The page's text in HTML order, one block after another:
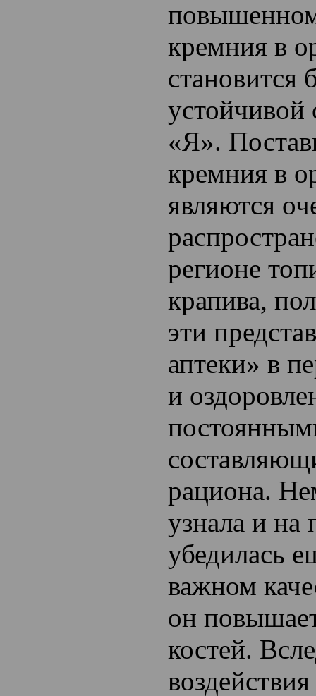
кремния в
становится
«Я».
кремния в
являются
регионе
крапива,
эти
аптеки» в
и
рациона.
узнала и на
убедилась
важном
он
костей.